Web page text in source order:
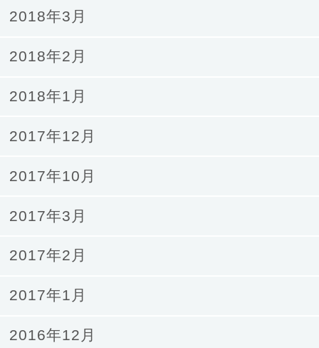
2018年3月
2018年2月
2018年1月
2017年12月
2017年10月
2017年3月
2017年2月
2017年1月
2016年12月